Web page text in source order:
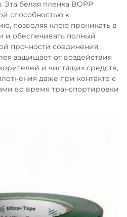
Эта белая пленка BOPP
способностью к
позволяя клею проникать в
и обеспечивать полный
прочности соединения.
защищает от воздействия
и чистящих средств,
даже при контакте с
во время транспортировки